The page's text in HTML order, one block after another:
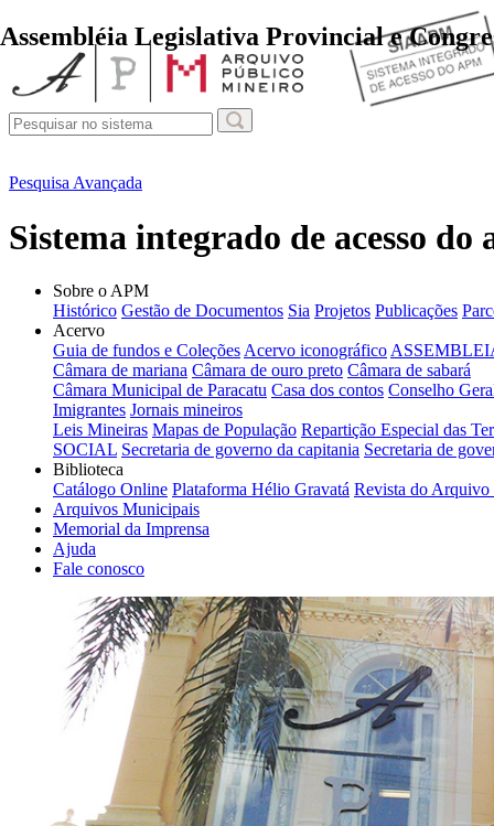
Pesquisa Avançada
Sistema integrado de acesso do
Sobre o APM
Histórico Gestão de Documentos Sia Projetos Publicações
Acervo
Guia de fundos e Coleções Acervo iconográfico
Câmara de mariana Câmara de ouro preto Câmara de sabará
Câmara Municipal de Paracatu Casa dos contos Conselho
Imigrantes Jornais mineiros
Leis Mineiras Mapas de População Repartição Especial das
SOCIAL Secretaria de governo da capitania Secretaria de
Biblioteca
Catálogo Online Plataforma Hélio Gravatá Revista do
Arquivos Municipais
Memorial da Imprensa
Ajuda
Fale conosco
Acervo Iconográfico